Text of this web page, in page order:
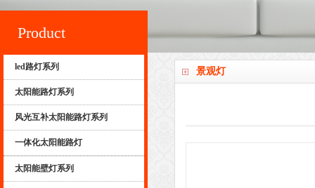
景观灯
Product
led路灯系列
太阳能路灯系列
风光互补太阳能路灯系列
一体化太阳能路灯
太阳能壁灯系列